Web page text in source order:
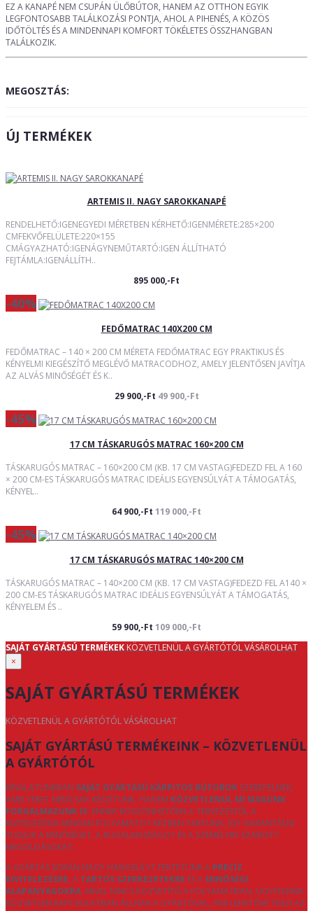
EZ A KANAPÉ NEM CSUPÁN ÜLŐBÚTOR, HANEM AZ OTTHON EGYIK
LEGFONTOSABB TALÁLKOZÁSI PONTJA, AHOL A PIHENÉS, A KÖZÖS
IDŐTÖLTÉS ÉS A MINDENNAPI KOMFORT TÖKÉLETES ÖSSZHANGBAN
TALÁLKOZIK.
MEGOSZTÁS:
ÚJ TERMÉKEK
ARTEMIS II. NAGY SAROKKANAPÉ
RENDELHETŐ:IGENEGYEDI MÉRETBEN KÉRHETŐ:IGENMÉRETE:285×200
CMFEKVŐFELÜLETE:220×155
CMÁGYAZHATÓ:IGENÁGYNEMŰTARTÓ:IGEN ÁLLÍTHATÓ
FEJTÁMLA:IGENÁLLÍTH..
895 000,-Ft
-40%
FEDŐMATRAC 140X200 CM
FEDŐMATRAC – 140 × 200 CM MÉRETA FEDŐMATRAC EGY PRAKTIKUS ÉS
KÉNYELMI KIEGÉSZÍTŐ MEGLÉVŐ MATRACODHOZ, AMELY JELENTŐSEN JAVÍTJA
AZ ALVÁS MINŐSÉGÉT ÉS K..
29 900,-Ft 49 900,-Ft
-45%
17 CM TÁSKARUGÓS MATRAC 160×200 CM
TÁSKARUGÓS MATRAC – 160×200 CM (KB. 17 CM VASTAG)FEDEZD FEL A 160
× 200 CM-ES TÁSKARUGÓS MATRAC IDEÁLIS EGYENSÚLYÁT A TÁMOGATÁS,
KÉNYEL..
64 900,-Ft 119 000,-Ft
-45%
17 CM TÁSKARUGÓS MATRAC 140×200 CM
TÁSKARUGÓS MATRAC – 140×200 CM (KB. 17 CM VASTAG)FEDEZD FEL A140 ×
200 CM-ES TÁSKARUGÓS MATRAC IDEÁLIS EGYENSÚLYÁT A TÁMOGATÁS,
KÉNYELEM ÉS ..
59 900,-Ft 109 000,-Ft
SAJÁT GYÁRTÁSÚ TERMÉKEK KÖZVETLENÜL A GYÁRTÓTÓL VÁSÁROLHAT
×
SAJÁT GYÁRTÁSÚ TERMÉKEK
KÖZVETLENÜL A GYÁRTÓTÓL VÁSÁROLHAT
SAJÁT GYÁRTÁSÚ TERMÉKEINK – KÖZVETLENÜL
A GYÁRTÓTÓL
KÍNÁLATUNKBAN SAJÁT GYÁRTÁSÚ KÁRPITOS BÚTOROK SZEREPELNEK,
AMELYEKET NEMCSAK KÉSZÍTÜNK, HANEM KÖZVETLENÜL MI MAGUNK
FORGALMAZUNK IS. ENNEK KÖSZÖNHETŐEN A TERVEZÉSTŐL A
KIVITELEZÉSIG MINDEN FOLYAMATOT KÉZBEN TARTUNK, ÍGY GARANTÁLNI
TUDJUK A MINŐSÉGET, A RUGALMASSÁGOT ÉS A SZEMÉLYRE SZABOTT
MEGOLDÁSOKAT.
A GYÁRTÁS SORÁN NAGY HANGSÚLYT FEKTETÜNK A PRECÍZ
KIVITELEZÉSRE, A TARTÓS SZERKEZETEKRE ÉS A MINŐSÉGI
ALAPANYAGOKRA. MIVEL NINCS KÖZVETÍTŐ A FOLYAMATBAN, ÜGYFELEINK
KÖZVETLEN KAPCSOLATBAN ÁLLNAK A GYÁRTÓVAL, AMI LEHETŐVÉ TESZI AZ